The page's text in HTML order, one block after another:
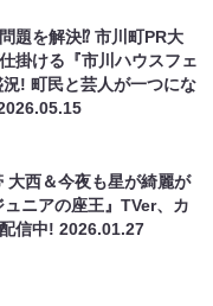
題を解決⁉ 市川町PR大
掛ける『市川ハウスフェ
! 町民と芸人が一つにな
大西＆今夜も星が綺麗が
ニアの座王』TVer、カ
信中!2026.01.27